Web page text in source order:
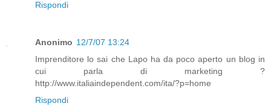
Rispondi
Anonimo 12/7/07 13:24
Imprenditore lo sai che Lapo ha da poco aperto un blog in
cui parla di marketing ?
http://www.italiaindependent.com/ita/?p=home
Rispondi